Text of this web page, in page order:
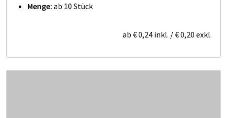
Menge: ab 10 Stück
ab € 0,24 inkl. /€ 0,20 exkl.